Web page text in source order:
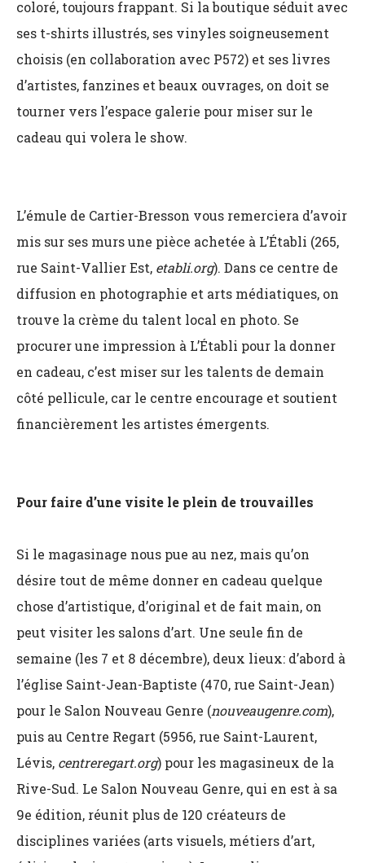
coloré, toujours frappant. Si la boutique séduit avec
ses t-shirts illustrés, ses vinyles soigneusement
choisis (en collaboration avec P572) et ses livres
d’artistes, fanzines et beaux ouvrages, on doit se
tourner vers l’espace galerie pour miser sur le
cadeau qui volera le show.
L’émule de Cartier-Bresson vous remerciera d’avoir
mis sur ses murs une pièce achetée à L’Établi (265,
rue Saint-Vallier Est, etabli.org). Dans ce centre de
diffusion en photographie et arts médiatiques, on
trouve la crème du talent local en photo. Se
procurer une impression à L’Établi pour la donner
en cadeau, c’est miser sur les talents de demain
côté pellicule, car le centre encourage et soutient
financièrement les artistes émergents.
Pour faire d’une visite le plein de trouvailles
Si le magasinage nous pue au nez, mais qu’on
désire tout de même donner en cadeau quelque
chose d’artistique, d’original et de fait main, on
peut visiter les salons d’art. Une seule fin de
semaine (les 7 et 8 décembre), deux lieux: d’abord à
l’église Saint-Jean-Baptiste (470, rue Saint-Jean)
pour le Salon Nouveau Genre (nouveaugenre.com),
puis au Centre Regart (5956, rue Saint-Laurent,
Lévis, centreregart.org) pour les magasineux de la
Rive-Sud. Le Salon Nouveau Genre, qui en est à sa
9e édition, réunit plus de 120 créateurs de
disciplines variées (arts visuels, métiers d’art,